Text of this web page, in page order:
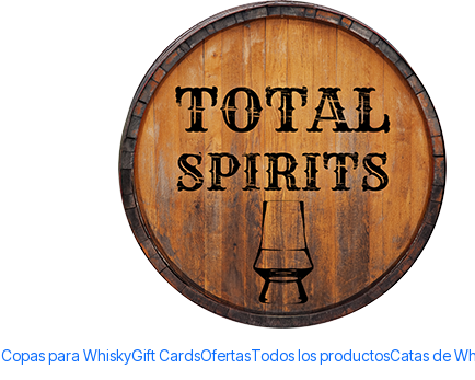
Copas para WhiskyGift CardsOfertasTodos los productosCatas de
Todos los productos estan en stock. Despachamos a todo
|
Talisker
Quantity
Add to Wishlist
DESCRIPTION
Una expresión creada